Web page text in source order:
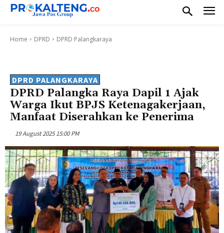
Home DPRD DPRD Palangkaraya
DPRD PALANGKARAYA
DPRD Palangka Raya Dapil 1 Ajak
Warga Ikut BPJS Ketenagakerjaan,
Manfaat Diserahkan ke Penerima
19 August 2025 15:00 PM